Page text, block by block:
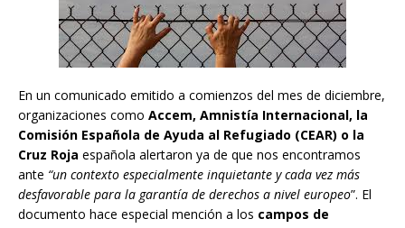
En un comunicado emitido a comienzos del mes de diciembre,
organizaciones como Accem, Amnistía Internacional, la
Comisión Española de Ayuda al Refugiado (CEAR) o la
Cruz Roja española alertaron ya de que nos encontramos
ante “un contexto especialmente inquietante y cada vez más
desfavorable para la garantía de derechos a nivel europeo”. El
documento hace especial mención a los campos de